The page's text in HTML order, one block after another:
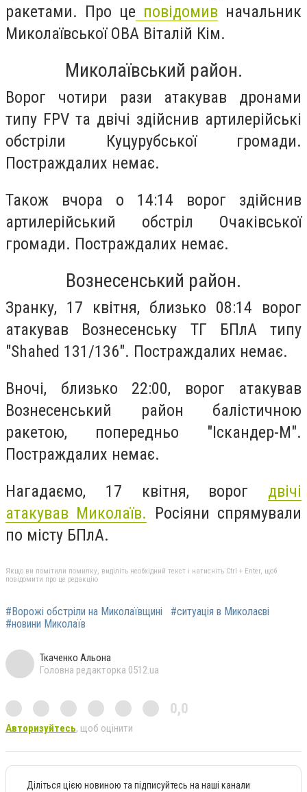
ракетами. Про це повідомив начальник
Миколаївської ОВА Віталій Кім.
Миколаївський район.
Ворог чотири рази атакував дронами
типу FPV та двічі здійснив артилерійські
обстріли Куцурубської громади.
Постраждалих немає.
Також вчора о 14:14 ворог здійснив
артилерійський обстріл Очаківської
громади. Постраждалих немає.
Вознесенський район.
Зранку, 17 квітня, близько 08:14 ворог
атакував Вознесенську ТГ БПлА типу
"Shahed 131/136". Постраждалих немає.
Вночі, близько 22:00, ворог атакував
Вознесенський район балістичною
ракетою, попередньо "Іскандер-М".
Постраждалих немає.
Нагадаємо, 17 квітня, ворог двічі
атакував Миколаїв. Росіяни спрямували
по місту БПлА.
Якщо ви помітили помилку, виділіть необхідний текст і натисніть Ctrl + Enter, щоб
повідомити про це редакцію
#Ворожі обстріли на Миколаївщині
#ситуація в Миколаєві
#новини Миколаїв
Ткаченко Альона
Головна редакторка 0512.ua
0,0
Авторизуйтесь, щоб оцінити
Діліться цією новиною та підписуйтесь на наші канали